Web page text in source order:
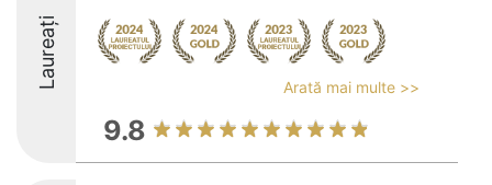
Laureați Arată mai multe >>
9.8